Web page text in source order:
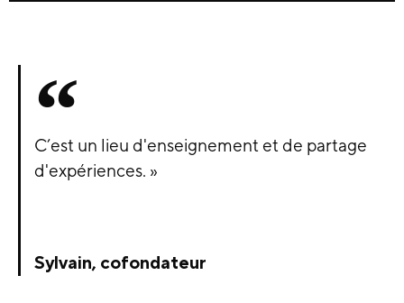
C’est un lieu d'enseignement et de partage
d'expériences. »
Sylvain, cofondateur